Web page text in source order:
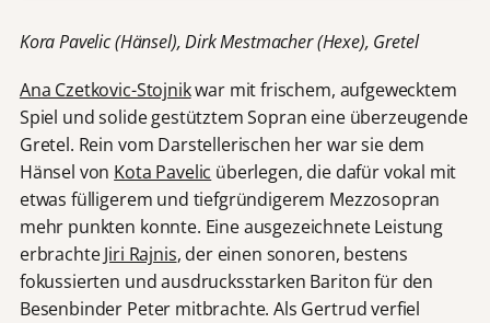
Kora Pavelic (Hänsel), Dirk Mestmacher (Hexe), Gretel
Ana Czetkovic-Stojnikwar mit frischem, aufgewecktem
Spiel und solide gestütztem Sopran eine überzeugende
Gretel. Rein vom Darstellerischen her war sie dem
Hänsel von Kota Pavelic überlegen, die dafür vokal mit
etwas fülligerem und tiefgründigerem Mezzosopran
mehr punkten konnte. Eine ausgezeichnete Leistung
erbrachteJiri Rajnis, der einen sonoren, bestens
fokussierten und ausdrucksstarken Bariton für den
Besenbinder Peter mitbrachte. Als Gertrud verfiel